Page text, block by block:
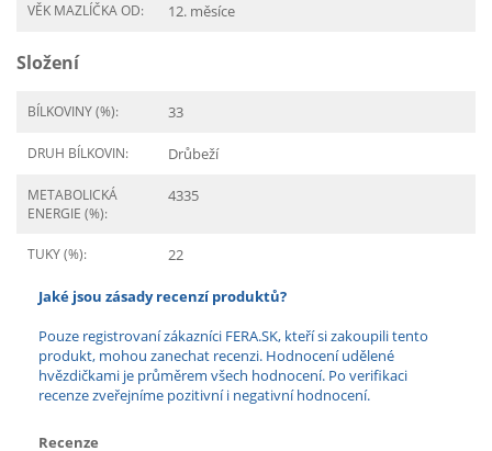
VĚK MAZLÍČKA OD: 12. měsíce
Složení
BÍLKOVINY (%): 33
DRUH BÍLKOVIN: Drůbeží
METABOLICKÁ
ENERGIE (%):
4335
TUKY (%): 22
Jaké jsou zásady recenzí produktů?
Pouze registrovaní zákazníci FERA.SK, kteří si zakoupili tento
produkt, mohou zanechat recenzi. Hodnocení udělené
hvězdičkami je průměrem všech hodnocení. Po verifikaci
recenze zveřejníme pozitivní i negativní hodnocení.
Recenze